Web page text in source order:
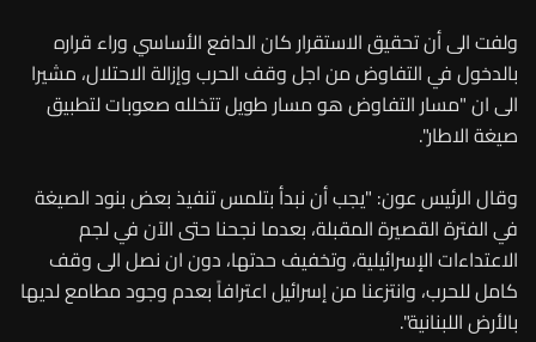
ولفت الى أن تحقيق الاستقرار كان الدافع الأساسي وراء قراره
بالدخول في التفاوض من اجل وقف الحرب وإزالة الاحتلال، مشيرا
الى ان "مسار التفاوض هو مسار طويل تتخلله صعوبات لتطبيق
صيغة الاطار".
وقال الرئيس عون: "يجب أن نبدأ بتلمس تنفيذ بعض بنود الصيغة
في الفترة القصيرة المقبلة، بعدما نجحنا حتى الآن في لجم
الاعتداءات الإسرائيلية، وتخفيف حدتها، دون ان نصل الى وقف
كامل للحرب، وانتزعنا من إسرائيل اعترافاً بعدم وجود مطامع لديها
بالأرض اللبنانية".